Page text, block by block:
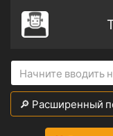
🔎 Расширенный